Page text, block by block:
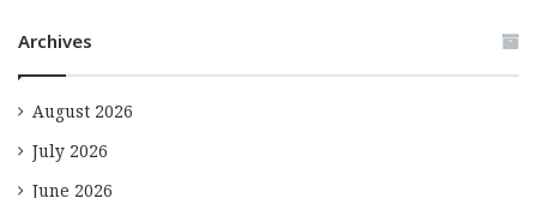
Archives
August 2026
July 2026